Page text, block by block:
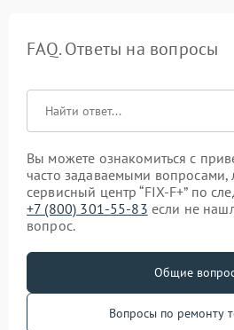
FAQ. Ответы на вопросы
Вы можете ознакомиться с
часто задаваемыми вопросами,
сервисный центр “FIX-F+” по
+7 (800) 301-55-83 если не
вопрос.
Общие
Вопросы по ремонту